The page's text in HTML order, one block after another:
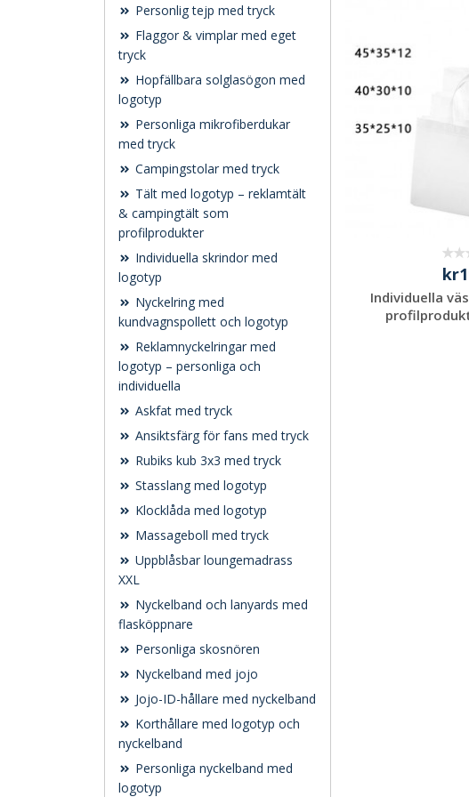
Personlig tejp med tryck
Flaggor & vimplar med eget
tryck
Hopfällbara solglasögon med
logotyp
Personliga mikrofiberdukar
med tryck
Campingstolar med tryck
Tält med logotyp – reklamtält
& campingtält som
profilprodukter
Individuella skrindor med
logotyp
Nyckelring med
kundvagnspollett och logotyp
Reklamnyckelringar med
logotyp – personliga och
individuella
Askfat med tryck
Ansiktsfärg för fans med tryck
Rubiks kub 3x3 med tryck
Stasslang med logotyp
Klocklåda med logotyp
Massageboll med tryck
Uppblåsbar loungemadrass
XXL
Nyckelband och lanyards med
flasköppnare
Personliga skosnören
Nyckelband med jojo
Jojo-ID-hållare med nyckelband
Korthållare med logotyp och
nyckelband
Personliga nyckelband med
logotyp
Individuella